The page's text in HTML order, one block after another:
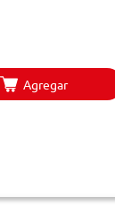
Agregar